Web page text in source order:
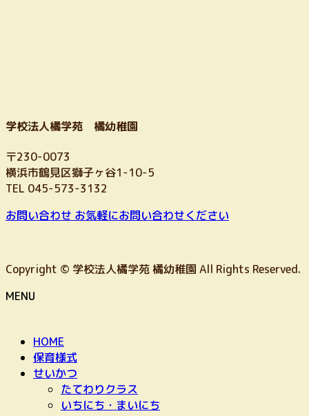
学校法人橘学苑 橘幼稚園
〒230-0073
横浜市鶴見区獅子ヶ谷1-10-5
TEL 045-573-3132
お問い合わせ お気軽にお問い合わせください
Copyright © 学校法人橘学苑 橘幼稚園 All Rights Reserved.
MENU
HOME
保育様式
せいかつ
たてわりクラス
いちにち・まいにち